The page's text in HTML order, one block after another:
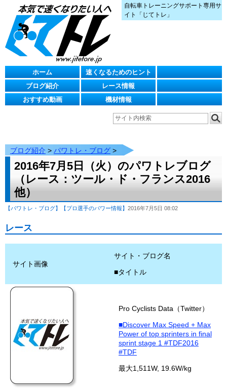
自転車トレーニングサポート専用サ
イト「じてトレ」
ホーム
速くなるためのヒント
ブログ紹介
レース情報
おすすめ動画
機材情報
ブログ紹介 > パワトレ・ブログ>
2016年7月5日（火）のパワトレブログ
（レース：ツール・ド・フランス2016
他）
【パワトレ・ブログ】 【プロ選手のパワー情報】 2016年7月5日 08:02
レース
サイト画像
サイト・ブログ名
■タイトル
Pro Cyclists Data（Twitter）
■Discover Max Speed + Max
Power of top sprinters in final
sprint stage 1 #TDF2016
#TDF
最大1,511W, 19.6W/kg